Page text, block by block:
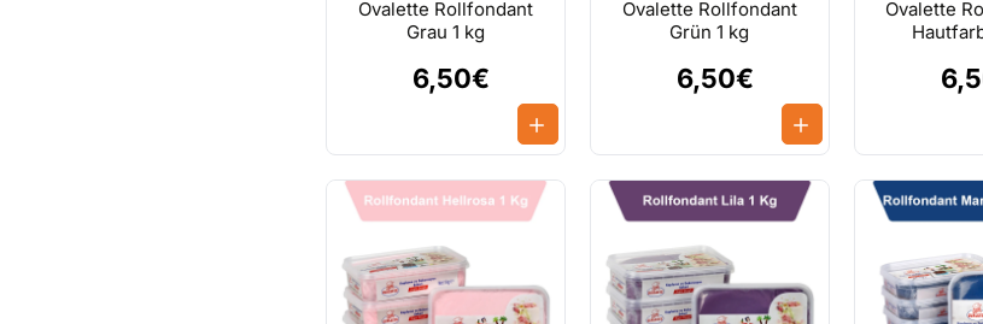
Ovalette Rollfondant
Grau 1 kg
6,50€
Ovalette Rollfondant
Grün 1 kg
6,50€
Ovalette